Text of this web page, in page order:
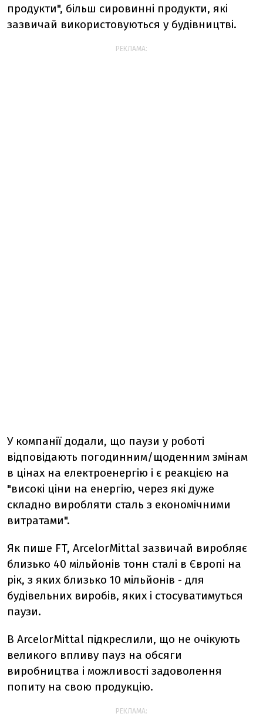
продукти", більш сировинні продукти, які
зазвичай використовуються у будівництві.
РЕКЛАМА:
У компанії додали, що паузи у роботі
відповідають погодинним/щоденним змінам
в цінах на електроенергію і є реакцією на
"високі ціни на енергію, через які дуже
складно виробляти сталь з економічними
витратами".
Як пише FT, ArcelorMittal зазвичай виробляє
близько 40 мільйонів тонн сталі в Європі на
рік, з яких близько 10 мільйонів - для
будівельних виробів, яких і стосуватимуться
паузи.
В ArcelorMittal підкреслили, що не очікують
великого впливу пауз на обсяги
виробництва і можливості задоволення
попиту на свою продукцію.
РЕКЛАМА: